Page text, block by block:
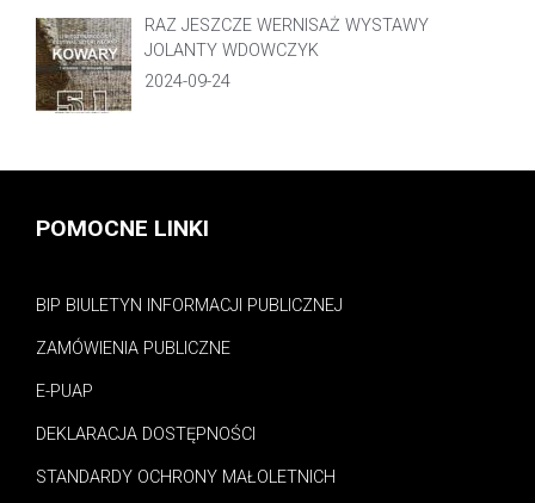
RAZ JESZCZE WERNISAŻ WYSTAWY
JOLANTY WDOWCZYK
2024-09-24
POMOCNE LINKI
BIP BIULETYN INFORMACJI PUBLICZNEJ
ZAMÓWIENIA PUBLICZNE
E-PUAP
DEKLARACJA DOSTĘPNOŚCI
STANDARDY OCHRONY MAŁOLETNICH